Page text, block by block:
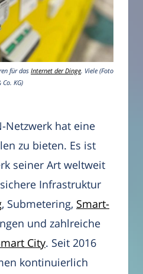
für dasInternet der Dinge. Viele (Foto:
KG)
Netzwerk hat eine
zu bieten. Es ist
seiner Art weltweit
Infrastruktur
, Submetering, Smart-
und zahlreiche
City. Seit 2016
kontinuierlich